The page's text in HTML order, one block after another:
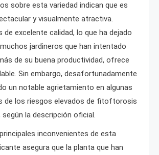
sobre esta variedad indican que es
y visualmente atractiva.
excelente calidad, lo que ha dejado
jardineros que han intentado
de su buena productividad, ofrece
Sin embargo, desafortunadamente
un notable agrietamiento en algunas
de los riesgos elevados de fitoftorosis
la descripción oficial.
inconvenientes de esta
asegura que la planta que han